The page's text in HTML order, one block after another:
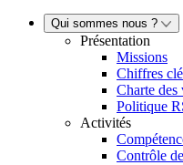
Qui sommes nous ?
Présentation
Missions
Chiffres
Charte des
Politique
Activités
Contrôle